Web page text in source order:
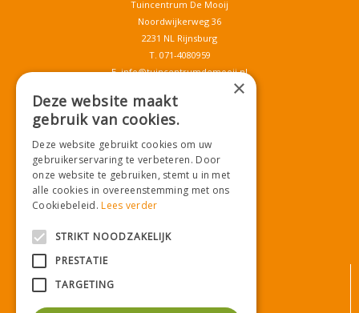
Tuincentrum De Mooij
Noordwijkerweg 36
2231 NL Rijnsburg
T. 071-4080959
E.info@tuincentrumdemooij.nl
Download onze App!
×
Deze website maakt
gebruik van cookies.
Deze website gebruikt cookies om uw
gebruikerservaring te verbeteren. Door
onze website te gebruiken, stemt u in met
alle cookies in overeenstemming met ons
Cookiebeleid.Lees verder
STRIKT NOODZAKELIJK
PRESTATIE
TARGETING